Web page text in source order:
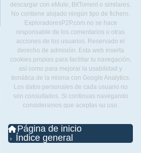
descargar con eMule, BitTorrent o similares.
No contiene alojado ningún tipo de fichero.
ExploradoresP2P.com no se hace
responsable de los comentarios u otras
acciones de los usuarios. Reservado el
derecho de admisión. Esta web inserta
cookies propias para facilitar tu navegación,
así como para mejorar la usabilidad y
temática de la misma con Google Analytics.
Los datos personales de cada usuario no
son consultados. Si continuas navegando
consideramos que aceptas su uso.
Página de inicio
Índice general